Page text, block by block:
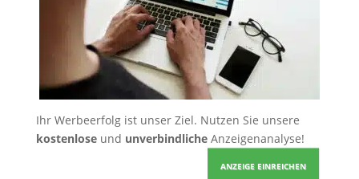
Ihr Werbeerfolg ist unser Ziel. Nutzen Sie unsere
kostenloseund unverbindlicheAnzeigenanalyse!
ANZEIGE EINREICHEN